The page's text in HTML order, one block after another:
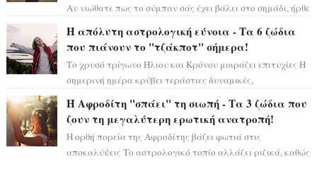
Αν νιώθατε πως το σύμπαν σάς έχει βάλει στο σημάδι, ήρθε
Η απόλυτη αστρολογική εύνοια - Τα 6 ζώδια
που πιάνουν το "τζάκποτ" σήμερα!
Το χρυσό τρίγωνο Ήλιου και Κρόνου μοιράζει επιτυχίες Η
σημερινή ημέρα κρύβει τεράστιες δυναμικές,
Η Αφροδίτη "σπάει" τη σιωπή - Τα 3 ζώδια που
ζουν τη μεγαλύτερη ερωτική ανατροπή!
Η ορθή πορεία της Αφροδίτης βάζει φωτιά στις
αποκαλύψεις Το αστρολογικό τοπίο αλλάζει ριζικά, καθώς